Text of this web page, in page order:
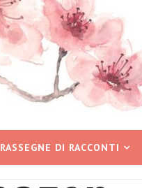
RASSEGNE DI RACCONTI